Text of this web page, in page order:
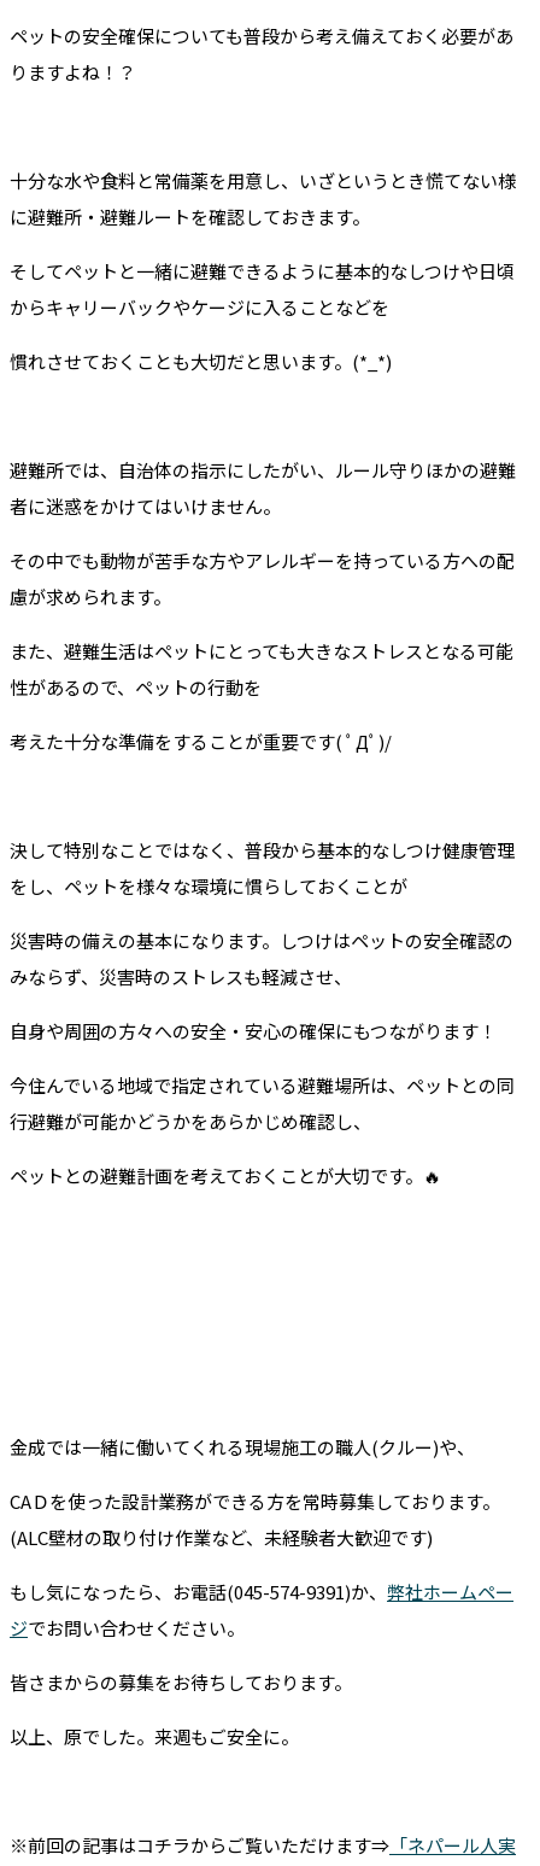
ペットの安全確保についても普段から考え備えておく必要があ
りますよね！？
十分な水や食料と常備薬を用意し、いざというとき慌てない様
に避難所・避難ルートを確認しておきます。
そしてペットと一緒に避難できるように基本的なしつけや日頃
からキャリーバックやケージに入ることなどを
慣れさせておくことも大切だと思います。(*_*)
避難所では、自治体の指示にしたがい、ルール守りほかの避難
者に迷惑をかけてはいけません。
その中でも動物が苦手な方やアレルギーを持っている方への配
慮が求められます。
また、避難生活はペットにとっても大きなストレスとなる可能
性があるので、ペットの行動を
考えた十分な準備をすることが重要です( ﾟДﾟ)/
決して特別なことではなく、普段から基本的なしつけ健康管理
をし、ペットを様々な環境に慣らしておくことが
災害時の備えの基本になります。しつけはペットの安全確認の
みならず、災害時のストレスも軽減させ、
自身や周囲の方々への安全・安心の確保にもつながります！
今住んでいる地域で指定されている避難場所は、ペットとの同
行避難が可能かどうかをあらかじめ確認し、
ペットとの避難計画を考えておくことが大切です。🔥
金成では一緒に働いてくれる現場施工の職人(クルー)や、
CAＤを使った設計業務ができる方を常時募集しております。
(ALC壁材の取り付け作業など、未経験者大歓迎です)
もし気になったら、お電話(045-574-9391)か、 弊社ホームペー
ジでお問い合わせください。
皆さまからの募集をお待ちしております。
以上、原でした。来週もご安全に。
※前回の記事はコチラからご覧いただけます⇒ 「ネパール人実